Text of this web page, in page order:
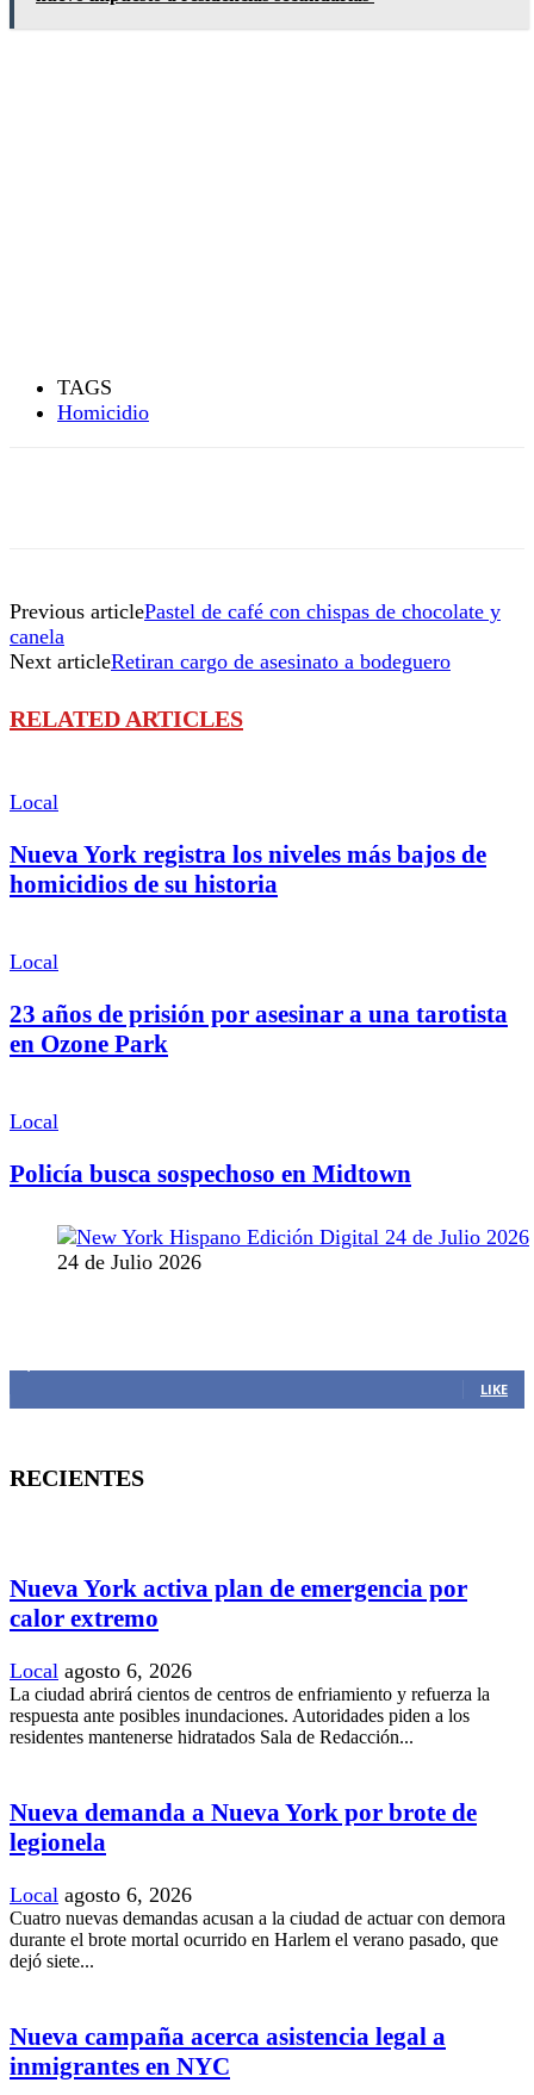
TAGS
Homicidio
Previous articlePastel de café con chispas de chocolate y
canela
Next articleRetiran cargo de asesinato a bodeguero
RELATED ARTICLES
Local
Nueva York registra los niveles más bajos de
homicidios de su historia
Local
23 años de prisión por asesinar a una tarotista
en Ozone Park
Local
Policía busca sospechoso en Midtown
24 de Julio 2026
LIKE
RECIENTES
Nueva York activa plan de emergencia por
calor extremo
Local agosto 6, 2026
La ciudad abrirá cientos de centros de enfriamiento y refuerza la
respuesta ante posibles inundaciones. Autoridades piden a los
residentes mantenerse hidratados Sala de Redacción...
Nueva demanda a Nueva York por brote de
legionela
Local agosto 6, 2026
Cuatro nuevas demandas acusan a la ciudad de actuar con demora
durante el brote mortal ocurrido en Harlem el verano pasado, que
dejó siete...
Nueva campaña acerca asistencia legal a
inmigrantes en NYC